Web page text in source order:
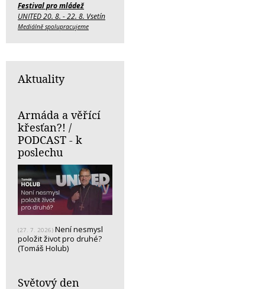
Festival pro mládež
UNITED 20. 8. - 22. 8. Vsetín
Mediálně spolupracujeme
Aktuality
Armáda a věřící
křesťan?! /
PODCAST - k
poslechu
(27. 7. 2026) Není nesmysl
položit život pro druhé?
(Tomáš Holub)
Světový den